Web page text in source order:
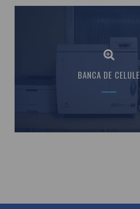
BANCA DE CELULE